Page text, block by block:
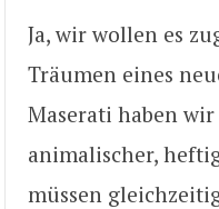
Ja, wir wollen es
Träumen eines
Maserati haben
animalischer,
müssen